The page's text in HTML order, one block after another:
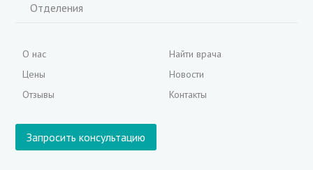
Отделения
О нас
Цены
Отзывы
Найти врача
Новости
Контакты
Запросить консультацию